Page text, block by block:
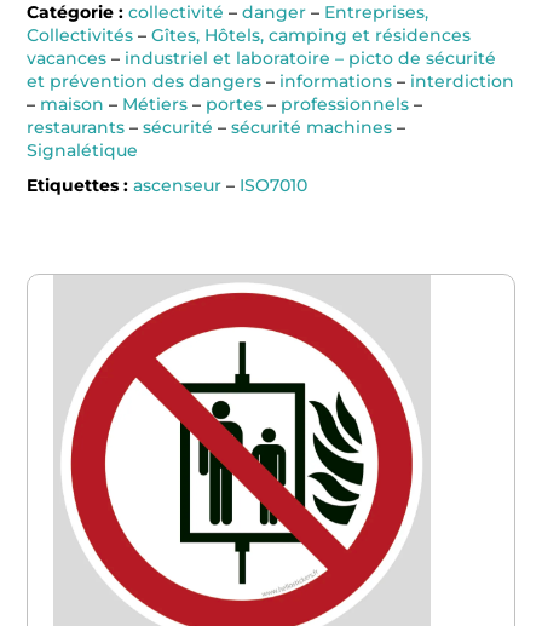
Catégorie : collectivité – danger– Entreprises,
Collectivités– Gîtes, Hôtels, camping et résidences
vacances– industriel et laboratoire – picto de sécurité
et prévention des dangers– informations– interdiction
– maison – Métiers– portes– professionnels–
restaurants– sécurité – sécurité machines–
Signalétique
Etiquettes : ascenseur– ISO7010